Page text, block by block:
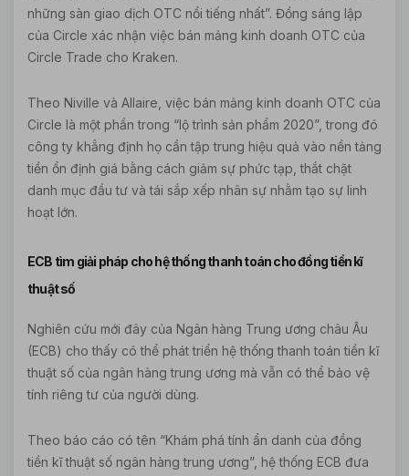
những sàn giao dịch OTC nổi tiếng nhất”. Đồng sáng lập
của Circle xác nhận việc bán mảng kinh doanh OTC của
Circle Trade cho Kraken.
Theo Niville và Allaire, việc bán mảng kinh doanh OTC của
Circle là một phần trong “lộ trình sản phẩm 2020”, trong đó
công ty khẳng định họ cần tập trung hiệu quả vào nền tảng
tiền ổn định giá bằng cách giảm sự phức tạp, thắt chặt
danh mục đầu tư và tái sắp xếp nhân sự nhằm tạo sự linh
hoạt lớn.
ECB tìm giải pháp cho hệ thống thanh toán cho đồng tiền kĩ
thuật số
Nghiên cứu mới đây của Ngân hàng Trung ương châu Âu
(ECB) cho thấy có thể phát triển hệ thống thanh toán tiền kĩ
thuật số của ngân hàng trung ương mà vẫn có thể bảo vệ
tính riêng tư của người dùng.
Theo báo cáo có tên “Khám phá tính ẩn danh của đồng
tiền kĩ thuật số ngân hàng trung ương”, hệ thống ECB đưa